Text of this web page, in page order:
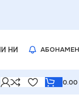
НИ
0.00